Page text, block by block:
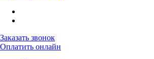
Заказать звонок
Оплатить онлайн